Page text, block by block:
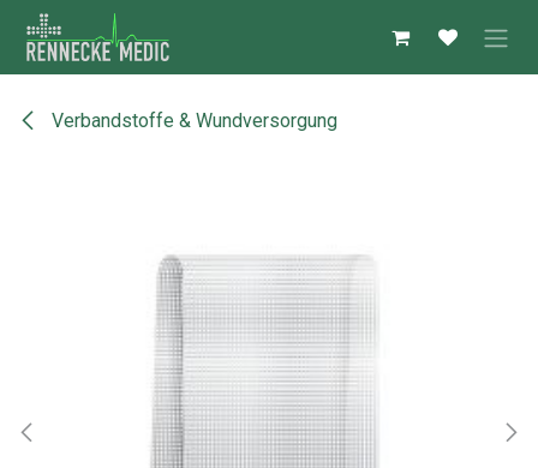
Zum Inhalt springen
Verbandstoffe & Wundversorgung